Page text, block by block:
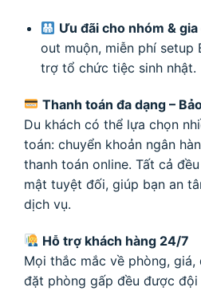
Ưu đãi cho nhóm &
out muộn, miễn phí setup
trợ tổ chức tiệc sinh nhật.
Thanh toán đa dạng –
Du khách có thể lựa chọn
toán: chuyển khoản ngân
thanh toán online. Tất cả
mật tuyệt đối, giúp bạn an
dịch vụ.
Hỗ trợ khách hàng 24/7
Mọi thắc mắc về phòng,
đặt phòng gấp đều được đội